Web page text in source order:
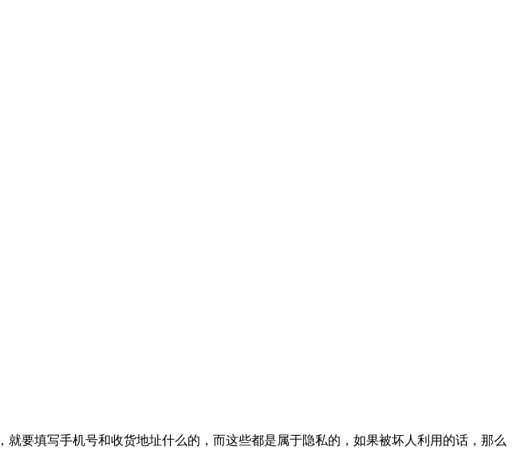
要填写手机号和收货地址什么的，而这些都是属于隐私的，如果被坏人利用的话，那么